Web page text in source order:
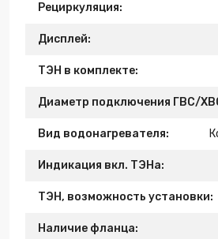
Рециркуляция:
Дисплей:
ТЭН в комплекте:
Диаметр подключения ГВС/
Вид водонагревателя:
Индикация вкл. ТЭНа:
ТЭН, возможность установки:
Наличие фланца: